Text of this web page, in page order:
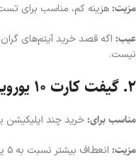
مزیت:هزینه کم، مناسب برای تست
عیب: اگه قصد خرید آیتم‌های
نیست.
۲. گیفت کارت ۱۰ یورویی
مناسب برای:خرید چند اپلیکیشن
مزیت: انعطاف بیشتر نسبت به ۵ یورو، پوشش نیازهای معمول کاربر.